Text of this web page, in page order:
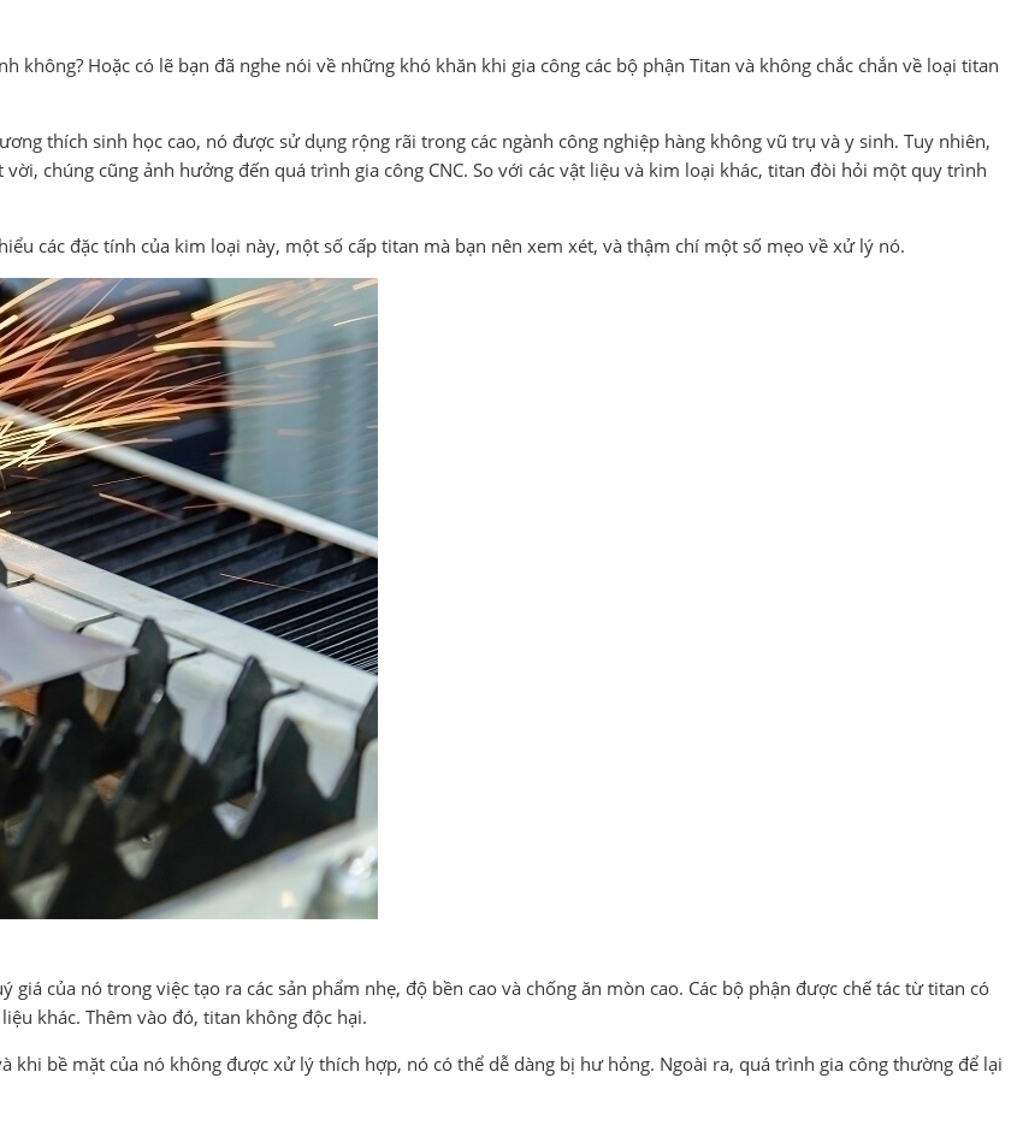
không? Hoặc có lẽ bạn đã nghe nói về những khó khăn khi gia công các bộ phận Titan và không chắc chắn về loại titan
thích sinh học cao, nó được sử dụng rộng rãi trong các ngành công nghiệp hàng không vũ trụ và y sinh. Tuy nhiên,
chúng cũng ảnh hưởng đến quá trình gia công CNC. So với các vật liệu và kim loại khác, titan đòi hỏi một quy trình
các đặc tính của kim loại này, một số cấp titan mà bạn nên xem xét, và thậm chí một số mẹo về xử lý nó.
của nó trong việc tạo ra các sản phẩm nhẹ, độ bền cao và chống ăn mòn cao. Các bộ phận được chế tác từ titan có
khác. Thêm vào đó, titan không độc hại.
khi bề mặt của nó không được xử lý thích hợp, nó có thể dễ dàng bị hư hỏng. Ngoài ra, quá trình gia công thường để lại